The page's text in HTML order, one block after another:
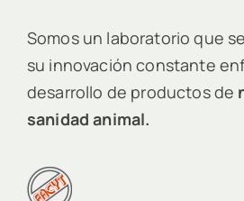
Somos un laboratorio que
su innovación constante
desarrollo de productos de
sanidad animal.